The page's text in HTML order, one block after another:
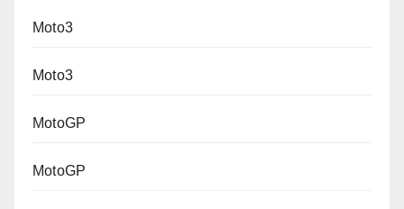
Moto3
Moto3
MotoGP
MotoGP